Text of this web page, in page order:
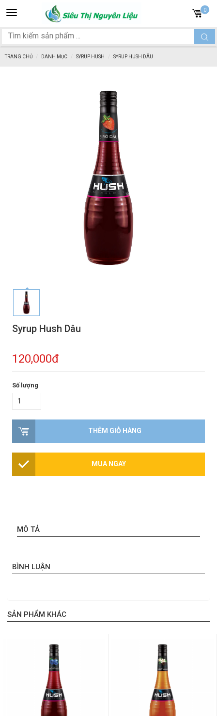
Toggle
navigation
0
TRANG CHỦ DANH MỤC SYRUP HUSH SYRUP HUSH DÂU
Syrup Hush Dâu
120,000đ
Số lượng
THÊM GIỎ HÀNG
MUA NGAY
MÔ TẢ
BÌNH LUẬN
SẢN PHẨM KHÁC